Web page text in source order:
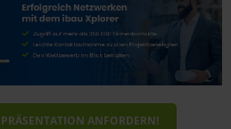
an.
ANFORDERN!